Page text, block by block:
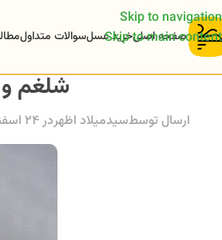
Skip to navigation
Skip to main content
صفحه اصلیخرید عسلسوالات متداول
شلغم و
ارسال توسطسیدمیلاد اظهردر 24 اسفند 1401